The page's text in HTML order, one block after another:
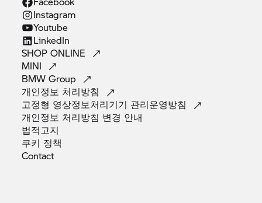
Instagram
Youtube
LinkedIn
SHOPONLINE
MINI
BMWGroup
개인정보 처리방침
고정형 영상정보처리기기 관리운영방침
개인정보 처리방침 변경 안내
법적고지
쿠키 정책
Contact